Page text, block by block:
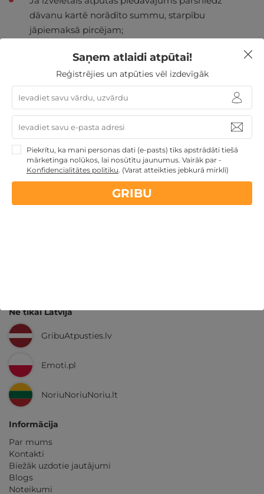
dāvanu kartē norādīto summu, starpību
jāpiemaksā pircējam;
Jautājumu gadījumā laipni lūdzam sazināties ar
mums, rakstot uz e-pastu:info@gribuatpusties.lv
vai zvanot pa tālr. +371 2600 10 60;
Nekādasapkalpošanas un administrācijasmaksas
naudas atmaksas garantija
Ne tikai Latvijā
GribuAtpusties.lv
Emoti.pl
NoriuNoriuNoriu.lt
Informācija
Par mums
Kontakti
Biežāk uzdotie jautājumi
Blogs
Noteikumi
Saņem atlaidi atpūtai!
Reģistrējies un atpūties vēl izdevīgāk
Piekrītu, ka mani personas dati (e-pasts) tiks apstrādāti tiešā
mārketinga nolūkos, lai nosūtītu jaunumus. Vairāk par -
Konfidencialitātes politiku. (Varat atteikties jebkurā mirklī)
GRIBU